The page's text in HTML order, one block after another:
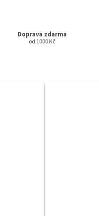
Doprava zdarma
od 1000 Kč